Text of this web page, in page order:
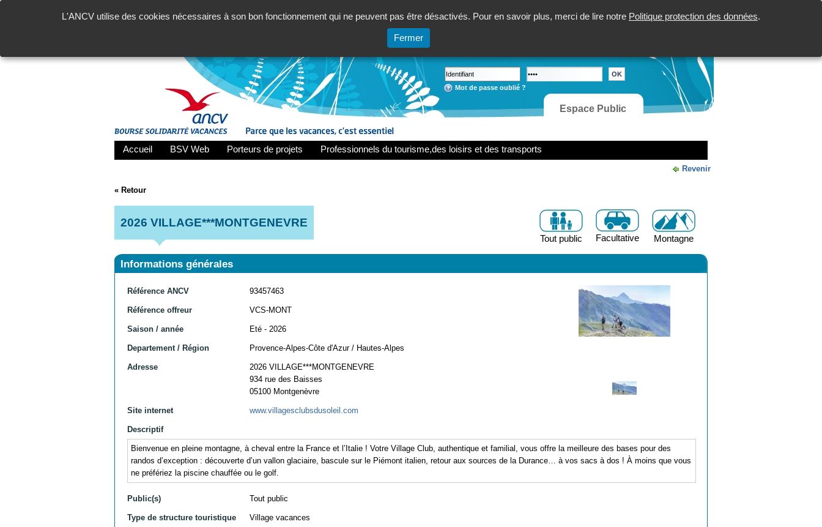
L'ANCV utilise des cookies nécessaires à son bon fonctionnement qui ne peuvent pas être désactivés. Pour en savoir plus, merci de lire notre Politique protection des données.
Fermer
Mot de passe oublié ?
Espace Public
Accueil BSV Web Porteurs de projets Professionnels du tourisme,des loisirs et des transports
Revenir
« Retour
2026 VILLAGE***MONTGENEVRE
Montagne
Facultative
Tout public
Informations générales
Référence ANCV 93457463
Référence offreur VCS-MONT
Saison / année Eté - 2026
Departement / Région Provence-Alpes-Côte d'Azur / Hautes-Alpes
Adresse
2026 VILLAGE***MONTGENEVRE
934 rue des Baisses
05100 Montgenèvre
Site internet www.villagesclubsdusoleil.com
Descriptif
Bienvenue en pleine montagne, à cheval entre la France et l’Italie ! Votre Village Club, authentique et familial, vous offre la meilleure des bases pour des
randos d’exception : découverte d’un vallon glaciaire, bascule sur le Piémont italien, retour aux sources de la Durance… à vos sacs à dos ! À moins que vous
ne préfériez la piscine chauffée ou le golf.
Public(s) Tout public
Type de structure touristique Village vacances